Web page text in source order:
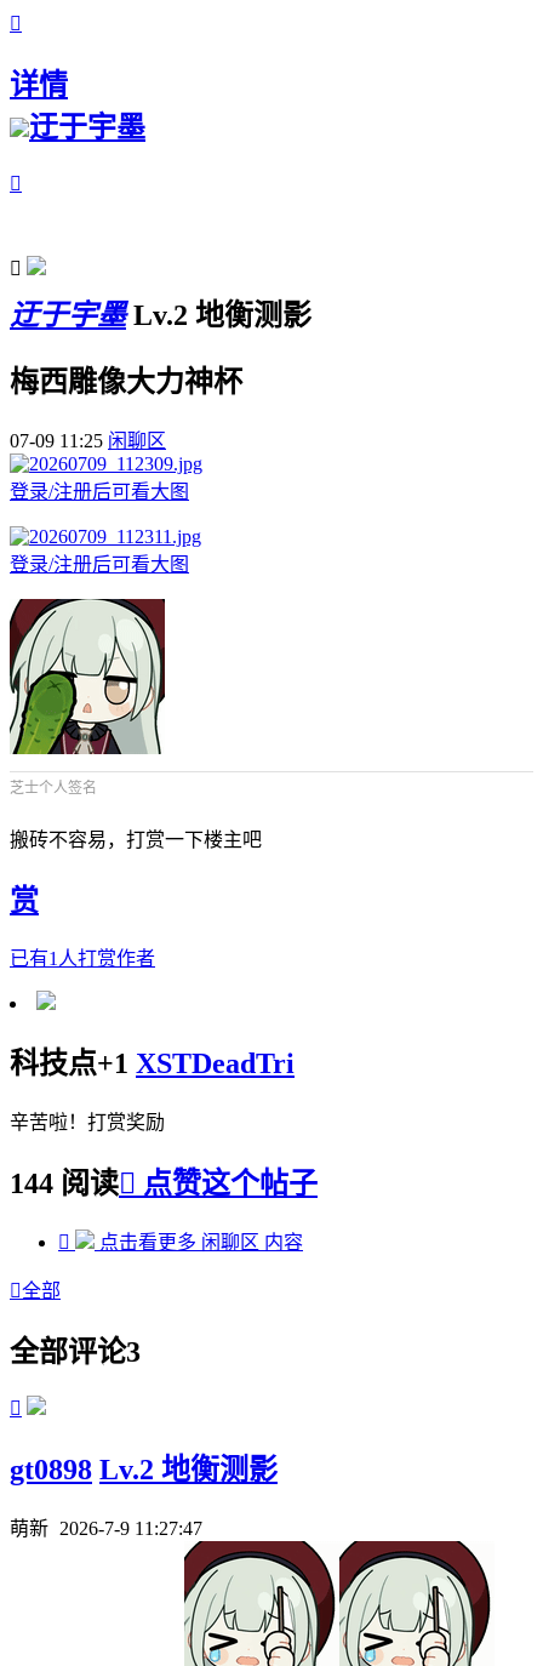

详情
迂于宇墨


迂于宇墨 Lv.2 地衡测影
梅西雕像大力神杯
07-09 11:25 闲聊区
登录/注册后可看大图
登录/注册后可看大图
芝士个人签名
搬砖不容易，打赏一下楼主吧
赏
已有1人打赏作者
科技点+1 XSTDeadTri
辛苦啦！打赏奖励
144 阅读 点赞这个帖子
 点击看更多 闲聊区 内容
全部
全部评论3

gt0898 Lv.2 地衡测影
萌新 2026-7-9 11:27:47